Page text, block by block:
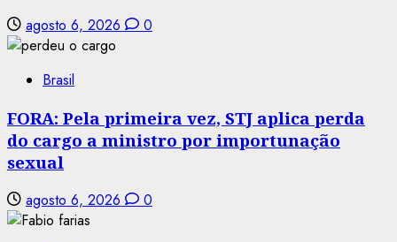
agosto 6, 2026 0
Brasil
FORA: Pela primeira vez, STJ aplica perda
do cargo a ministro por importunação
sexual
agosto 6, 2026 0